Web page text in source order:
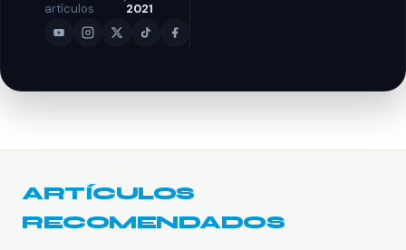
artículos
2021
ARTÍCULOS
RECOMENDADOS